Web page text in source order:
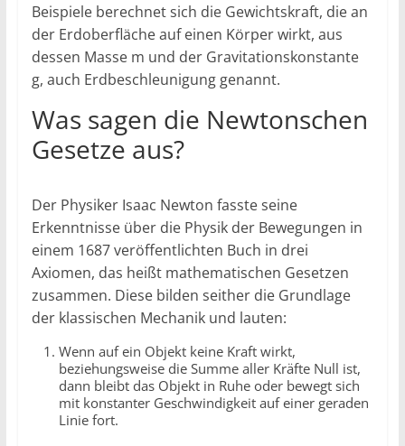
Beispiele berechnet sich die Gewichtskraft, die an
der Erdoberfläche auf einen Körper wirkt, aus
dessen Masse m und der Gravitationskonstante
g, auch Erdbeschleunigung genannt.
Was sagen die Newtonschen
Gesetze aus?
Der Physiker Isaac Newton fasste seine
Erkenntnisse über die Physik der Bewegungen in
einem 1687 veröffentlichten Buch in drei
Axiomen, das heißt mathematischen Gesetzen
zusammen. Diese bilden seither die Grundlage
der klassischen Mechanik und lauten:
Wenn auf ein Objekt keine Kraft wirkt,
beziehungsweise die Summe aller Kräfte Null ist,
dann bleibt das Objekt in Ruhe oder bewegt sich
mit konstanter Geschwindigkeit auf einer geraden
Linie fort.